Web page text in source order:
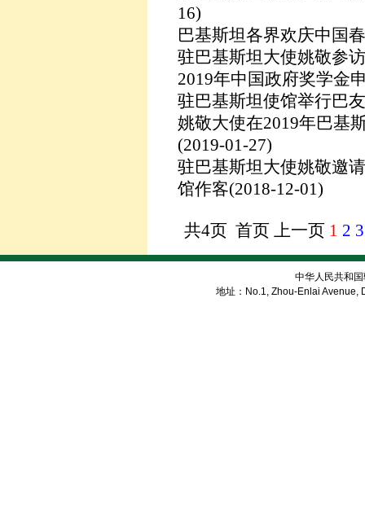
16)
巴基斯坦各界欢庆中国
驻巴基斯坦大使姚敬参
2019年中国政府奖学金
驻巴基斯坦使馆举行巴
姚敬大使在2019年巴基
(2019-01-27)
驻巴基斯坦大使姚敬邀
馆作客(2018-12-01)
共4页 首页 上一页 1 2 3
中华人民共和
地址：No.1, Zhou-Enlai Avenue,